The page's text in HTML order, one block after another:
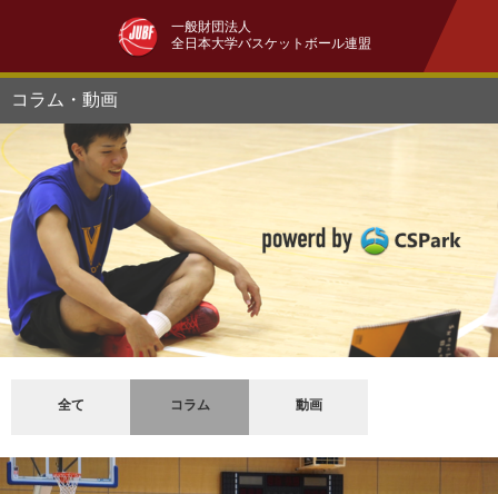
一般財団法人
全日本大学バスケットボール連盟
コラム・動画
全て コラム 動画